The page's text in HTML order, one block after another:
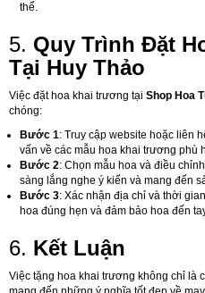
thể.
5. Quy Trình Đặt
Tại Huy Thảo
Việc đặt hoa khai trương tại Shop Hoa
chóng:
Bước 1: Truy cập website hoặc liên
vấn về các mẫu hoa khai trương phù
Bước 2: Chọn mẫu hoa và điều
sàng lắng nghe ý kiến và mang đến
Bước 3: Xác nhận địa chỉ và thời
hoa đúng hẹn và đảm bảo hoa đến
6. Kết Luận
Việc tặng hoa khai trương không chỉ là